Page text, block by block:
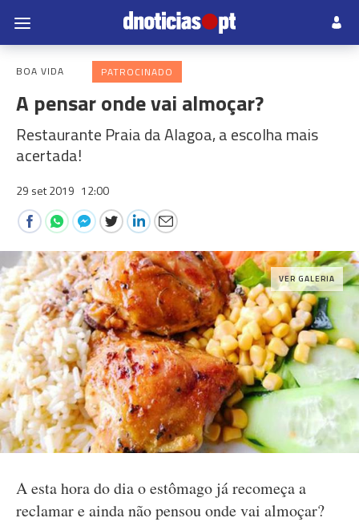
BOA VIDA PATROCINADO
A pensar onde vai almoçar?
Restaurante Praia da Alagoa, a escolha mais
acertada!
29 set 2019 12:00
VER GALERIA
A esta hora do dia o estômago já recomeça a
reclamar e ainda não pensou onde vai almoçar?